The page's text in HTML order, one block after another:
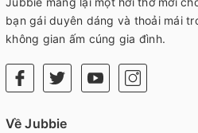
bạn gái duyên dáng và thoải mái
không gian ấm cúng gia đình.
Về Jubbie